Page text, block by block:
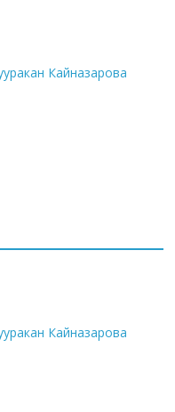
Кайназарова
Кайназарова